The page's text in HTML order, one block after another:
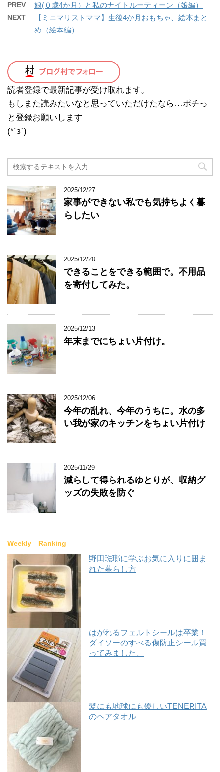
PREV 娘(０歳4か月）と私のナイトルーティーン（娘編）
NEXT
【ミニマリストママ】生後4か月おもちゃ、絵本まと
め（絵本編）
読者登録で最新記事が受け取れます。
もしまた読みたいなと思っていただけたなら…ポチっ
と登録お願いします
(*´з`)
2025/12/27
家事ができない私でも気持ちよく暮
らしたい
2025/12/20
できることをできる範囲で。不用品
を寄付してみた。
2025/12/13
年末までにちょい片付け。
2025/12/06
今年の乱れ、今年のうちに。水の多
い我が家のキッチンをちょい片付け
2025/11/29
減らして得られるゆとりが、収納グ
ッズの失敗を防ぐ
Weekly Ranking
野田琺瑯に学ぶお気に入りに囲ま
れた暮らし方
はがれるフェルトシールは卒業！
ダイソーのすべる傷防止シール買
ってみました。
髪にも地球にも優しいTENERITA
のヘアタオル